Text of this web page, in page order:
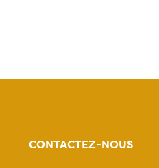
CONTACTEZ-NOUS